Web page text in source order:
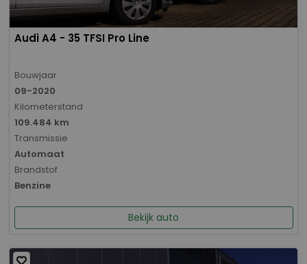
Audi A4 - 35 TFSI Pro Line
Bouwjaar
09-2020
Kilometerstand
109.484 km
Transmissie
Automaat
Brandstof
Benzine
Bekijk auto